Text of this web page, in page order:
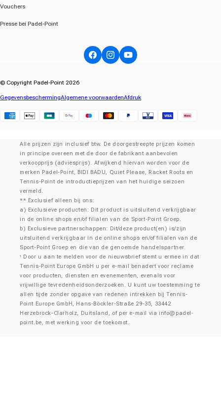
Vouchers
Presse bei Padel-Point
FacebookInstagramYouTube
© Copyright Padel-Point 2026
GegevensbeschermingAlgemene voorwaardenAfdruk
Alle prijzen zijn inclusief btw. De doorgestreepte prijzen komen
in principe overeen met de door de fabrikant aanbevolen
verkoopprijs (adviesprijs). Afwijkend hiervan worden voor de
merken Padel-Point, BIDI BADU, Quiet Please, Racket Roots en
Tennis-Point de introductieprijzen van het huidige seizoen
vermeld.
** Exclusief alleen bij ons:
a) Exclusieve producten: Dit product is uitsluitend verkrijgbaar
in de online shops en/of filialen van de Sport-Point Groep.
b) Exclusieve partnerschappen: Dit/deze product(en) is/zijn
uitsluitend verkrijgbaar in de online shops en/of filialen van de
Sport-Point Groep en die van de genoemde handelspartner.
¹
Door u aan te melden voor de nieuwsbrief stemt u ermee in dat
Tennis-Point Europe GmbH u per e-mail benadert voor reclame
voor producten, diensten en evenementen, evenals voor
vrijwillige tevredenheidsonderzoeken. U kunt uw toestemming te
allen tijde zonder opgave van redenen intrekken bij Tennis-
Point Europe GmbH, Hans-Böckler-Straße 29-35, 33442
Herzebrock-Clarholz, Duitsland, of per e-mail via info@padel-
point.be, met werking voor de toekomst.